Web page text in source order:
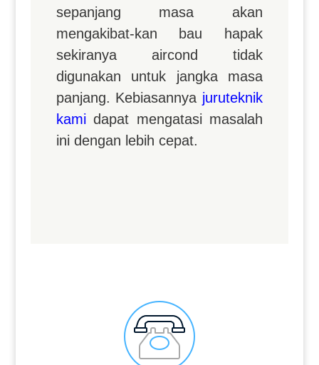
sepanjang masa akan
mengakibat-kan bau hapak
sekiranya aircond tidak
digunakan untuk jangka masa
panjang. Kebiasannya juruteknik
kamidapat mengatasi masalah
ini dengan lebih cepat.